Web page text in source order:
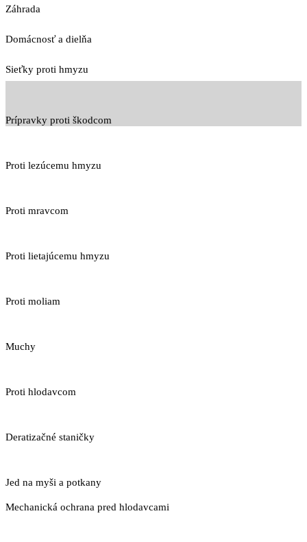
Záhrada
Domácnosť a dielňa
Sieťky proti hmyzu
Prípravky proti škodcom
Proti lezúcemu hmyzu
Proti mravcom
Proti lietajúcemu hmyzu
Proti moliam
Muchy
Proti hlodavcom
Deratizačné staničky
Jed na myši a potkany
Mechanická ochrana pred hlodavcami